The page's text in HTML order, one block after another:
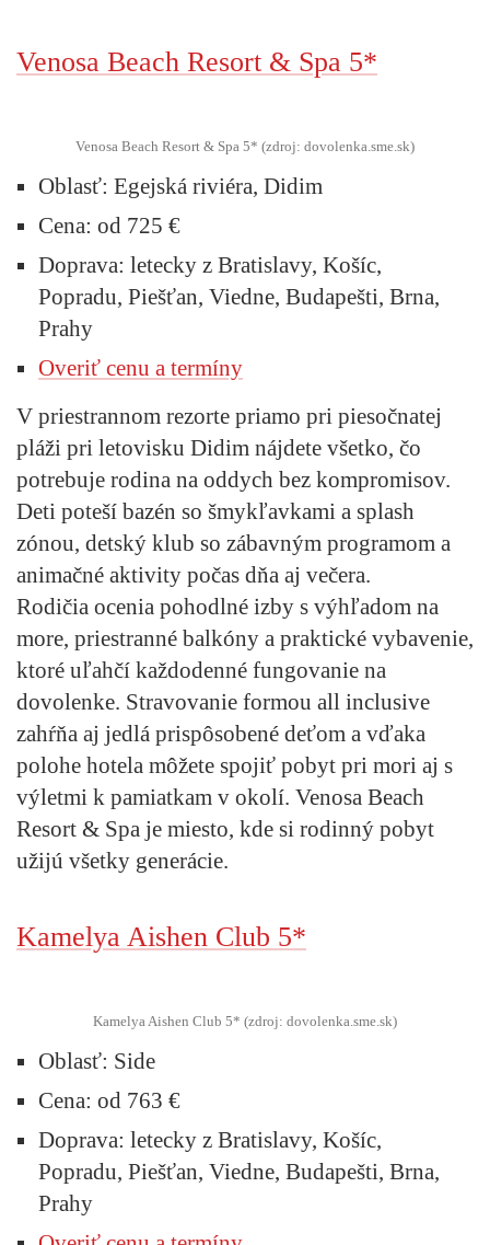
Venosa Beach Resort & Spa 5*
Venosa Beach Resort & Spa 5* (zdroj: dovolenka.sme.sk)
Oblasť: Egejská riviéra, Didim
Cena: od 725 €
Doprava: letecky z Bratislavy, Košíc,
Popradu, Piešťan, Viedne, Budapešti, Brna,
Prahy
Overiť cenu a termíny
V priestrannom rezorte priamo pri piesočnatej
pláži pri letovisku Didim nájdete všetko, čo
potrebuje rodina na oddych bez kompromisov.
Deti poteší bazén so šmykľavkami a splash
zónou, detský klub so zábavným programom a
animačné aktivity počas dňa aj večera.
Rodičia ocenia pohodlné izby s výhľadom na
more, priestranné balkóny a praktické vybavenie,
ktoré uľahčí každodenné fungovanie na
dovolenke. Stravovanie formou all inclusive
zahŕňa aj jedlá prispôsobené deťom a vďaka
polohe hotela môžete spojiť pobyt pri mori aj s
výletmi k pamiatkam v okolí. Venosa Beach
Resort & Spa je miesto, kde si rodinný pobyt
užijú všetky generácie.
Kamelya Aishen Club 5*
Kamelya Aishen Club 5* (zdroj: dovolenka.sme.sk)
Oblasť: Side
Cena: od 763 €
Doprava: letecky z Bratislavy, Košíc,
Popradu, Piešťan, Viedne, Budapešti, Brna,
Prahy